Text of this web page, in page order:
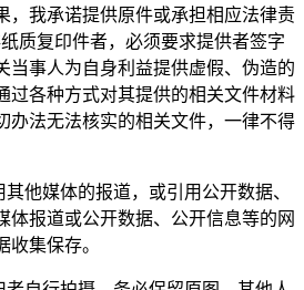
，我承诺提供原件或承担相应法律责
质复印件者，必须要求提供者签字
当事人为自身利益提供虚假、伪造的
过各种方式对其提供的相关文件材料
办法无法核实的相关文件，一律不得
他媒体的报道，或引用公开数据、
体报道或公开数据、公开信息等的网
收集保存。